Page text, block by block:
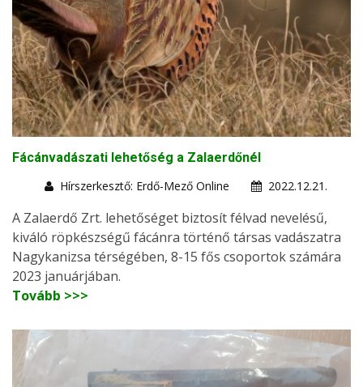
Fácánvadászati lehetőség a Zalaerdőnél
Hírszerkesztő: Erdő-Mező Online
2022.12.21.
A Zalaerdő Zrt. lehetőséget biztosít félvad nevelésű,
kiváló röpkészségű fácánra történő társas vadászatra
Nagykanizsa térségében, 8-15 fős csoportok számára
2023 januárjában.
Tovább >>>